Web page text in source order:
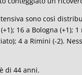
sono così
16 a Bologna
4 a Rimini (-2).
di 44 anni.